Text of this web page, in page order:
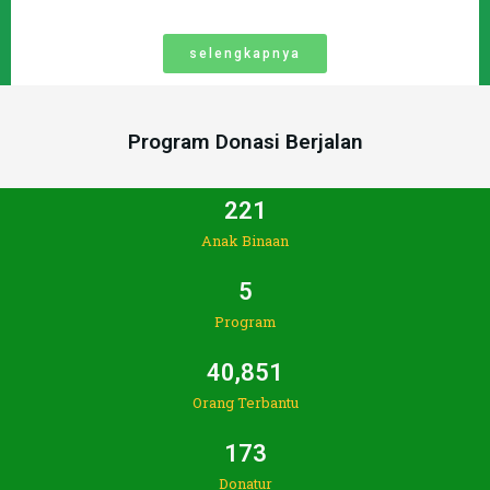
selengkapnya
Program Donasi Berjalan
Anak Binaan
221
Program
5
Orang Terbantu
40,851
Donatur
173